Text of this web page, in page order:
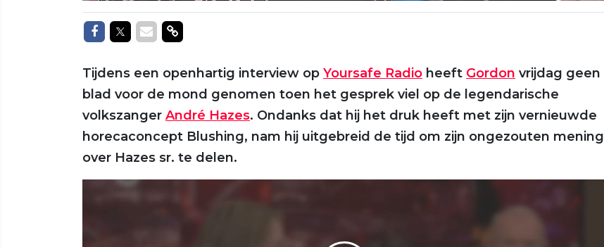
Delen op Facebook
Delen op Twitter
Delen via Mail
Delen via link
Tijdens een openhartig interview op Yoursafe Radio heeft Gordon vrijdag geen
blad voor de mond genomen toen het gesprek viel op de legendarische
volkszanger André Hazes. Ondanks dat hij het druk heeft met zijn vernieuwde
horecaconcept Blushing, nam hij uitgebreid de tijd om zijn ongezouten mening
over Hazes sr. te delen.